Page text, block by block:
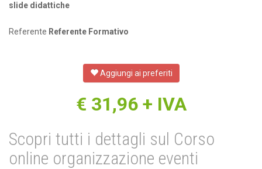
slide didattiche
Referente Referente Formativo
Aggiungi ai preferiti
€ 31,96+ IVA
Scopri tutti i dettagli sul Corso
online organizzazione eventi